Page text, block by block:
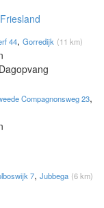
44, Gorredijk (11 km)
Compagnonsweg 23,
7, Jubbega (6 km)